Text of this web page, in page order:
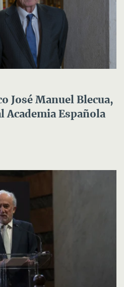
José Manuel Blecua,
Academia Española